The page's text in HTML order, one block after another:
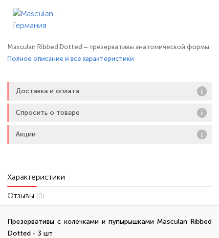
Masculan Ribbed Dotted – презервативы анатомической формы
с колечками и пупырышками, созданные для усиления
запах. С гелем-лубрикантом и резервуаром. Из натурального
латекса. Премиальное немецкое качество. Тестированы
электроникой. Уровень
Полное описание и все характеристики
Доставка и оплата
Спросить о товаре
Акции
Характеристики
Отзывы (0)
Презервативы с колечками и пупырышками Masculan Ribbed
Dotted - 3 шт